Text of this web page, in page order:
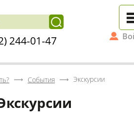
244-01-47
События Экскурсии